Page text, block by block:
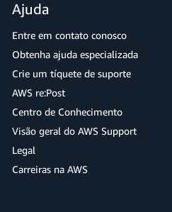
Ajuda
Entre em contato conosco
Obtenha ajuda especializada
Crie um tíquete de suporte
AWS re:Post
Centro de Conhecimento
Visão geral do AWS Support
Legal
Carreiras na AWS